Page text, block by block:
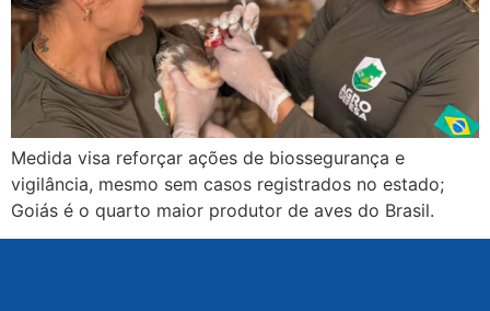
Medida visa reforçar ações de biossegurança e
vigilância, mesmo sem casos registrados no estado;
Goiás é o quarto maior produtor de aves do Brasil.